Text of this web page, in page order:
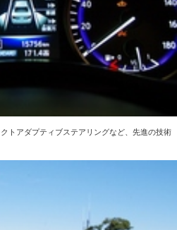
トアダプティブステアリングなど、先進の技術